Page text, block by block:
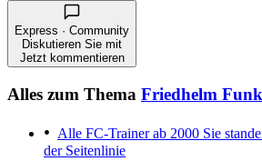
Express · Community
Diskutieren Sie mit
Jetzt kommentieren
Alles zum Thema Friedhelm
Alle FC-Trainer ab 2000 Sie
der Seitenlinie